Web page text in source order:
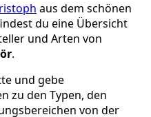
aus dem schönen
du eine Übersicht
und Arten von
.
und gebe
zu den Typen, den
von der